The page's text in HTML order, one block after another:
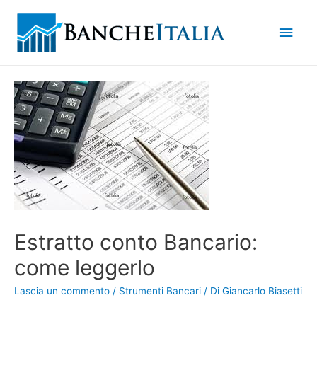
Estratto conto Bancario:
come leggerlo
Lascia un commento / Strumenti Bancari / Di Giancarlo Biasetti